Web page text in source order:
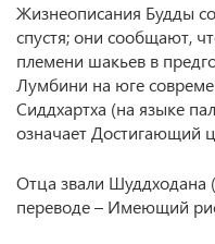
Жизнеописания Будды
спустя; они сообщают,
племени шакьев в
Лумбини на юге
Сиддхартха (на языке
означает Достигающий
Отца звали Шуддходана
переводе – Имеющий